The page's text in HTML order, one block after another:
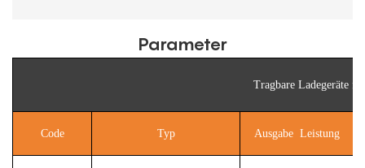
Parameter
Tragbare Ladegeräte
Code Typ Ausgabe Leistung